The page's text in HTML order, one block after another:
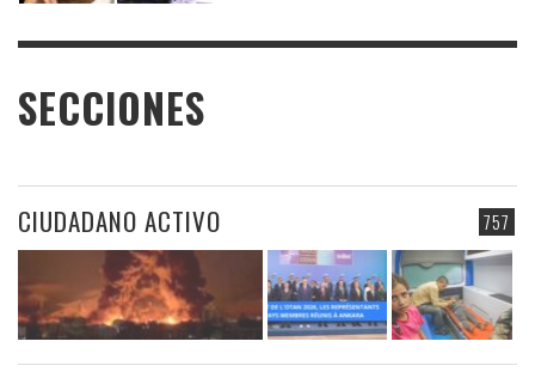
SECCIONES
757
CIUDADANO ACTIVO